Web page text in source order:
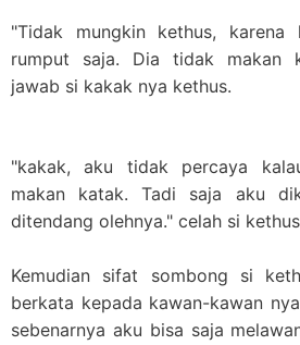
"Tidak mungkin kethus, karena
rumput saja. Dia tidak makan
jawab si kakak nya kethus.
"kakak, aku tidak percaya
makan katak. Tadi saja aku
ditendang olehnya." celah si
Kemudian sifat sombong si
berkata kepada kawan-kawan
sebenarnya aku bisa saja